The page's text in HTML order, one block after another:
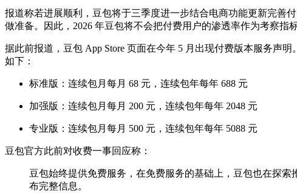
报道称若进展顺利，豆包将于三季度进一步结合电商功能更新完善
做准备。因此，2026 年豆包将不会把付费用户的渗透率作为考察指标
据此前报道，豆包 App Store 页面在今年 5 月出现付费版本服务声
如下：
标准版：连续包月每月 68 元，连续包年每年 688 元
加强版：连续包月每月 200 元，连续包年每年 2048 元
专业版：连续包月每月 500 元，连续包年每年 5088 元
豆包官方此前对收费一事回应称：
豆包始终提供免费服务，在免费服务的基础上，豆包也在探
布完整信息。